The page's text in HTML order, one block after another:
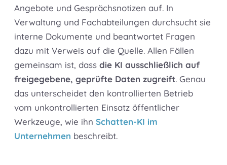
Angebote und Gesprächsnotizen auf. In
Verwaltung und Fachabteilungen durchsucht sie
interne Dokumente und beantwortet Fragen
dazu mit Verweis auf die Quelle. Allen Fällen
gemeinsam ist, dass die KI ausschließlich auf
freigegebene, geprüfte Daten zugreift. Genau
das unterscheidet den kontrollierten Betrieb
vom unkontrollierten Einsatz öffentlicher
Werkzeuge, wie ihn Schatten-KI im
Unternehmen beschreibt.